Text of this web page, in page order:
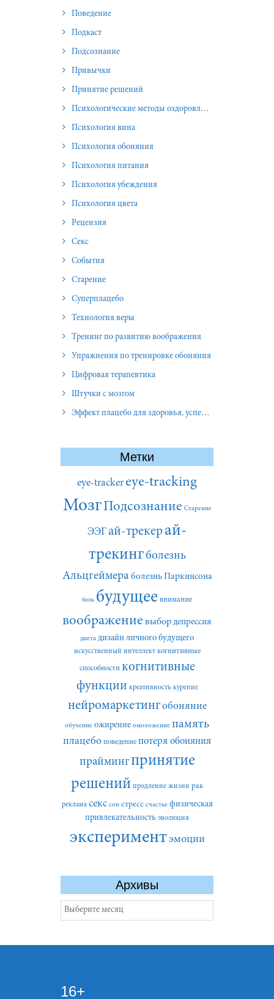
Поведение
Подкаст
Подсознание
Привычки
Принятие решений
Психологические методы оздоровления и омоложения
Психология вина
Психология обоняния
Психология питания
Психология убеждения
Психология цвета
Рецензия
Секс
События
Старение
Суперплацебо
Технология веры
Тренинг по развитию воображения
Упражнения по тренировке обоняния
Цифровая терапевтика
Штучки с мозгом
Эффект плацебо для здоровья, успеха и отношений
Метки
eye-tracker eye-tracking
МозгПодсознание Старение
ЭЭГай-трекерай-
трекингболезнь
Альцгеймера болезнь Паркинсона
боль будущее внимание
воображение выбор депрессия
диета дизайн личного будущего
искусственный интеллект когнитивные
способности когнитивные
функции креативность курение
нейромаркетингобоняние
обучение ожирение омоложение память
плацебо поведение потеря обоняния
праймингпринятие
решений продление жизни рак
реклама секс сон стресс счастье физическая
привлекательность эволюция
экспериментэмоции
Архивы
Архивы
16+